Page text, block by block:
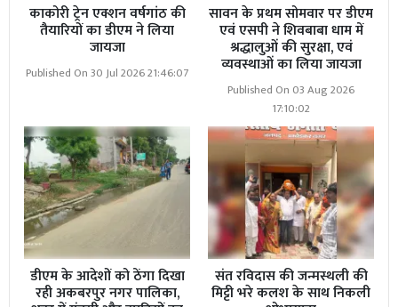
काकोरी ट्रेन एक्शन वर्षगांठ की
तैयारियों का डीएम ने लिया
जायजा
Published On 30 Jul 2026 21:46:07
सावन के प्रथम सोमवार पर डीएम
एवं एसपी ने शिवबाबा धाम में
श्रद्धालुओं की सुरक्षा, एवं
व्यवस्थाओं का लिया जायजा
Published On 03 Aug 2026
17:10:02
डीएम के आदेशों को ठेंगा दिखा
रही अकबरपुर नगर पालिका,
संत रविदास की जन्मस्थली की
मिट्टी भरे कलश के साथ निकली